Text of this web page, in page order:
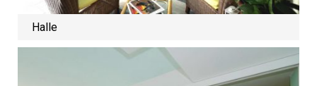
Halle